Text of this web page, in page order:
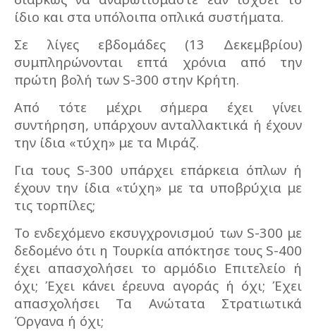
ίδιο και στα υπόλοιπα οπλικά συστήματα.
Σε λίγες εβδομάδες (13 Δεκεμβρίου)
συμπληρώνονται επτά χρόνια από την
πρώτη βολή των S-300 στην Κρήτη.
Από τότε μέχρι σήμερα έχει γίνει
συντήρηση, υπάρχουν ανταλλακτικά ή έχουν
την ίδια «τύχη» με τα Μιράζ.
Για τους S-300 υπάρχει επάρκεια όπλων ή
έχουν την ίδια «τύχη» με τα υποβρύχια με
τις τορπίλες;
Το ενδεχόμενο εκσυγχρονισμού των S-300 με
δεδομένο ότι η Τουρκία απόκτησε τους S-400
έχει απασχολήσει το αρμόδιο Επιτελείο ή
όχι; Έχει κάνει έρευνα αγοράς ή όχι; Έχει
απασχολήσει Τα Ανώτατα Στρατιωτικά
Όργανα ή όχι;